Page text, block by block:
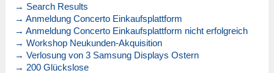
→ Search Results
→ Anmeldung Concerto Einkaufsplattform
→ Anmeldung Concerto Einkaufsplattform nicht erfolgreich
→ Workshop Neukunden-Akquisition
→ Verlosung von 3 Samsung Displays Ostern
→ 200 Glückslose